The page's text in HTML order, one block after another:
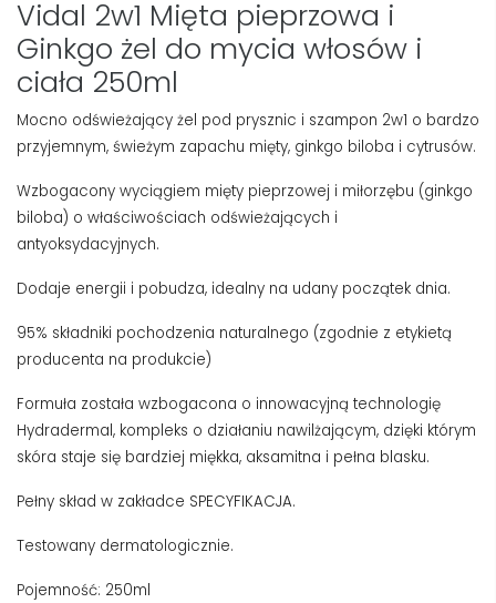
Vidal 2w1 Mięta pieprzowa i
Ginkgo żel do mycia włosów i
ciała 250ml
Mocno odświeżający żel pod prysznic i szampon 2w1 o bardzo
przyjemnym, świeżym zapachu mięty, ginkgo biloba i cytrusów.
Wzbogacony wyciągiem mięty pieprzowej i miłorzębu (ginkgo
biloba) o właściwościach odświeżających i
antyoksydacyjnych.
Dodaje energii i pobudza, idealny na udany początek dnia.
95% składniki pochodzenia naturalnego (zgodnie z etykietą
producenta na produkcie)
Formuła została wzbogacona o innowacyjną technologię
Hydradermal, kompleks o działaniu nawilżającym, dzięki którym
skóra staje się bardziej miękka, aksamitna i pełna blasku.
Pełny skład w zakładce SPECYFIKACJA.
Testowany dermatologicznie.
Pojemność: 250ml